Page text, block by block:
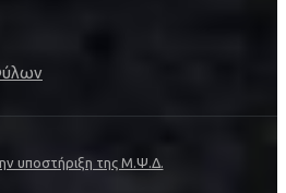
υποστήριξη της Μ.Ψ.Δ.